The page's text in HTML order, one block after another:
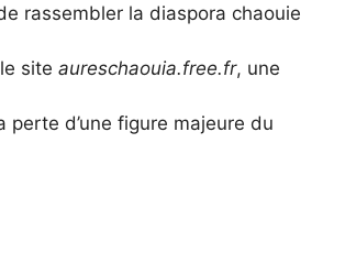
rassembler la diaspora chaouie
site aureschaouia.free.fr, une
d’une figure majeure du